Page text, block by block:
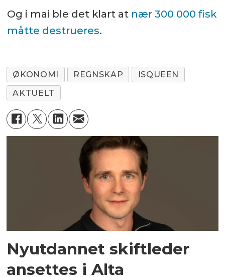
Og i mai ble det klart atnær 300 000 fisk
måtte destrueres.
ØKONOMI REGNSKAP
ISQUEEN
AKTUELT
Nyutdannet skiftleder
ansettes i Alta